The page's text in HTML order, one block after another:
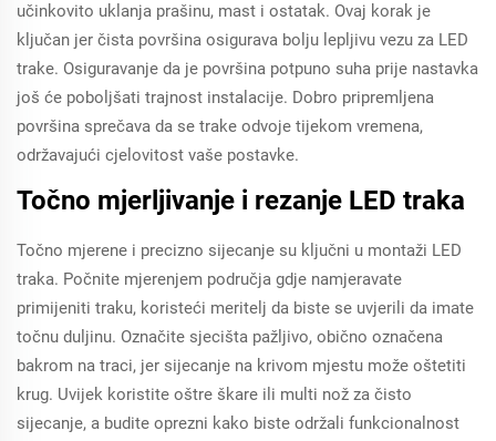
učinkovito uklanja prašinu, mast i ostatak. Ovaj korak je
ključan jer čista površina osigurava bolju lepljivu vezu za LED
trake. Osiguravanje da je površina potpuno suha prije nastavka
još će poboljšati trajnost instalacije. Dobro pripremljena
površina sprečava da se trake odvoje tijekom vremena,
održavajući cjelovitost vaše postavke.
Točno mjerljivanje i rezanje LED traka
Točno mjerene i precizno sijecanje su ključni u montaži LED
traka. Počnite mjerenjem područja gdje namjeravate
primijeniti traku, koristeći meritelj da biste se uvjerili da imate
točnu duljinu. Označite sjecišta pažljivo, obično označena
bakrom na traci, jer sijecanje na krivom mjestu može oštetiti
krug. Uvijek koristite oštre škare ili multi nož za čisto
sijecanje, a budite oprezni kako biste održali funkcionalnost